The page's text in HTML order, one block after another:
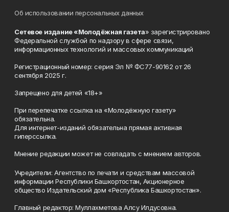
Об использовании персональных данных
Сетевое издание «Молодёжная газета» зарегистрировано
Федеральной службой по надзору в сфере связи,
информационных технологий и массовых коммуникаций
Регистрационный номер: серия Эл № ФС77-90162 от 26
сентября 2025 г.
Запрещено для детей «18+»
При перепечатке ссылка на «Молодёжную газету»
обязательна.
Для интернет-изданий обязательна прямая активная
гиперссылка.
Мнение редакции может не совпадать с мнением авторов.
Учредители: Агентство по печати и средствам массовой
информации Республики Башкортостан, Акционерное
общество Издательский дом «Республика Башкортостан».
Главный редактор: Муллахметова Алсу Илдусовна.